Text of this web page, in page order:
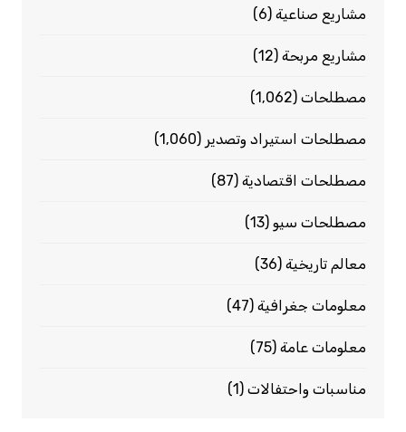
مشاريع صناعية(6)
مشاريع مربحة(12)
مصطلحات(1٬062)
مصطلحات استيراد وتصدير (1٬060)
مصطلحات اقتصادية(87)
مصطلحات سيو(13)
معالم تاريخية(36)
معلومات جغرافية(47)
معلومات عامة(75)
مناسبات واحتفالات(1)